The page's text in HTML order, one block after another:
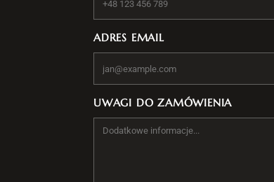
ADRES EMAIL
UWAGI DO ZAMÓWIENIA